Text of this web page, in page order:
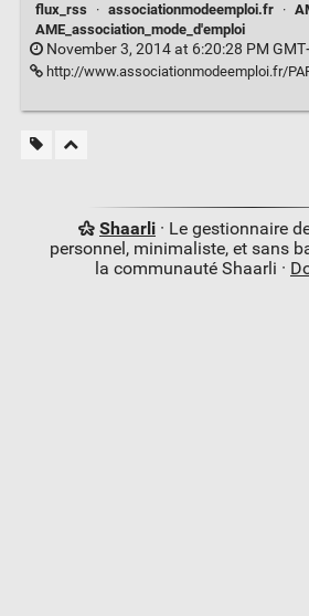
flux_rss
· associationmodeemploi.fr ·
AME_association_mode_d'emploi
November 3, 2014 at 6:20:28 PM
http://www.associationmodeemploi.fr/PAR_TPL_IDENTIFIANT/64654/TPL_CODE/TPL_ACTURES_FICHE/PROV/RSSRESEAU_SIT_V2AME/
Shaarli· Le gestionnaire
personnel, minimaliste, et sans
la communauté Shaarli ·